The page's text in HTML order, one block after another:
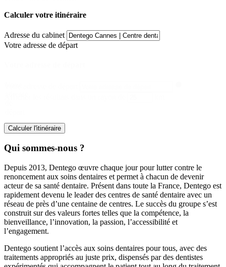
Calculer votre itinéraire
Adresse du cabinet
Votre adresse de départ
Calculer l'itinéraire
Qui sommes-nous ?
Depuis 2013, Dentego œuvre chaque jour pour lutter contre le
renoncement aux soins dentaires et permet à chacun de devenir
acteur de sa santé dentaire. Présent dans toute la France, Dentego est
rapidement devenu le leader des centres de santé dentaire avec un
réseau de près d’une centaine de centres. Le succès du groupe s’est
construit sur des valeurs fortes telles que la compétence, la
bienveillance, l’innovation, la passion, l’accessibilité et
l’engagement.
Dentego soutient l’accès aux soins dentaires pour tous, avec des
traitements appropriés au juste prix, dispensés par des dentistes